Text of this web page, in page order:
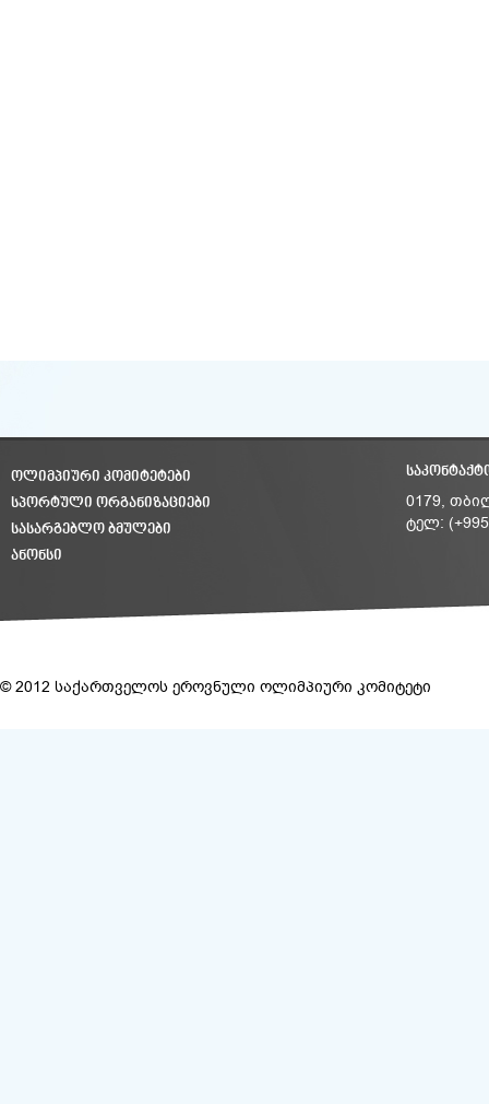
ᲝᲚᲘᲛᲞᲘᲣᲠᲘ ᲙᲝᲛᲘᲢᲔᲢᲔᲑᲘ
ᲡᲞᲝᲠᲢᲣᲚᲘ ᲝᲠᲒᲐᲜᲘᲖᲐᲪᲘᲔᲑᲘ
ᲡᲐᲡᲐᲠᲒᲔᲑᲚᲝ ᲑᲛᲣᲚᲔᲑᲘ
ᲐᲜᲝᲜᲡᲘ
0179,
ტელ: (+995
© 2012 საქართველოს ეროვნული ოლიმპიური კომიტეტი